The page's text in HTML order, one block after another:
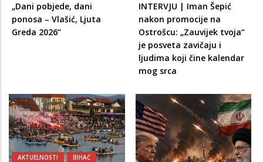
„Dani pobjede, dani
ponosa – Vlašić, Ljuta
Greda 2026“
INTERVJU | Iman Šepić
nakon promocije na
Ostrošcu: „Zauvijek tvoja“
je posveta zavičaju i
ljudima koji čine kalendar
mog srca
AKTUELNOSTI
BIHAĆ